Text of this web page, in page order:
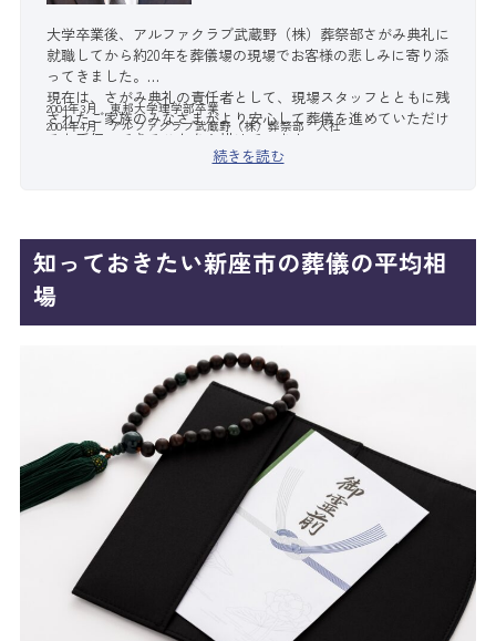
大学卒業後、アルファクラブ武蔵野（株）葬祭部さがみ典礼に
就職してから約20年を葬儀場の現場でお客様の悲しみに寄り添
ってきました。
現在は、さがみ典礼の責任者として、現場スタッフとともに残
されたご家族のみなさまがより安心して葬儀を進めていただけ
るお手伝いできることを心掛けています。
2004年3月 東邦大学理学部卒業
2004年4月 アルファクラブ武蔵野（株）葬祭部 入社
続きを読む
知っておきたい新座市の葬儀の平均相
場